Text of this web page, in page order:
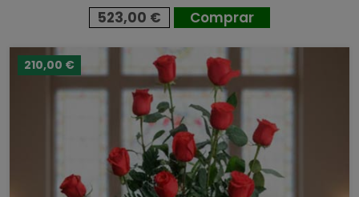
523,00 € Comprar
210,00 €